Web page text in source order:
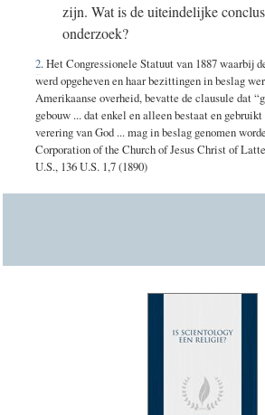
zijn. Wat is de uiteindelijke
onderzoek?
2. Het Congressionele Statuut van 1887 waarbij
werd opgeheven en haar bezittingen in beslag
Amerikaanse overheid, bevatte de clausule dat
gebouw ... dat enkel en alleen bestaat en
verering van God ... mag in beslag genomen
Corporation of the Church of Jesus Christ of
U.S., 136 U.S. 1,7 (1890)